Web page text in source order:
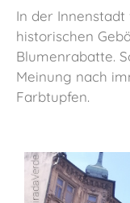
In der
historischen
Blumenrabatte.
Meinung nach
Farbtupfen.